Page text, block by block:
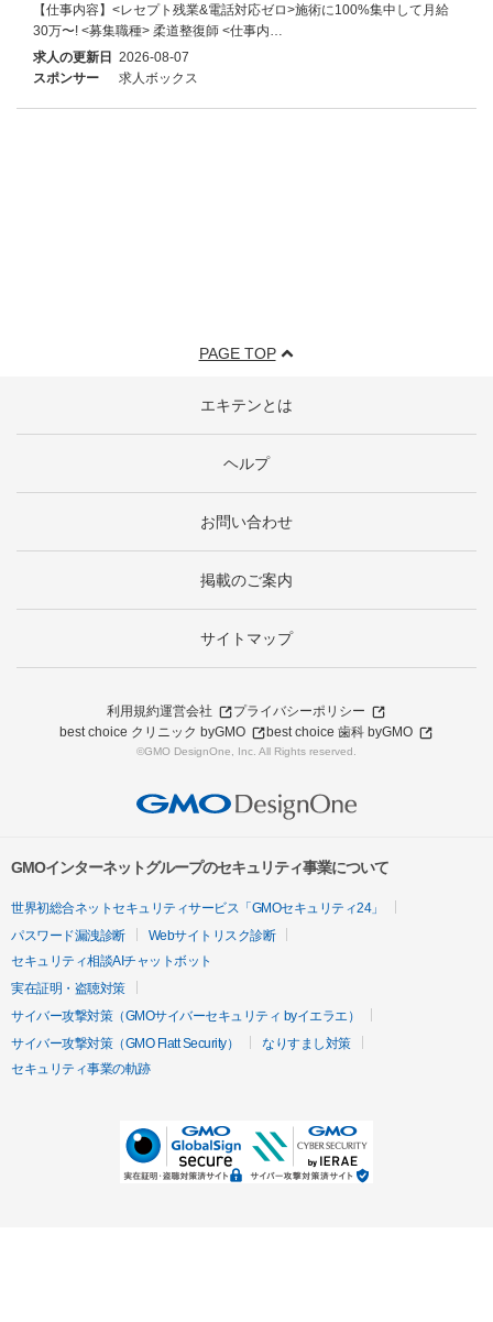
【仕事内容】<レセプト残業&電話対応ゼロ>施術に100%集中して月給
30万〜! <募集職種> 柔道整復師 <仕事内…
求人の更新日 2026-08-07
スポンサー
求人ボックス
PAGE TOP
エキテンとは
ヘルプ
お問い合わせ
掲載のご案内
サイトマップ
利用規約運営会社
プライバシーポリシー
best choice クリニック byGMO
best choice 歯科 byGMO
©GMO DesignOne, Inc. All Rights reserved.
GMOインターネットグループのセキュリティ事業について
世界初総合ネットセキュリティサービス「GMOセキュリティ24」
パスワード漏洩診断
Webサイトリスク診断
セキュリティ相談AIチャットボット
実在証明・盗聴対策
サイバー攻撃対策（GMOサイバーセキュリティ byイエラエ）
サイバー攻撃対策（GMO Flatt Security）
なりすまし対策
セキュリティ事業の軌跡